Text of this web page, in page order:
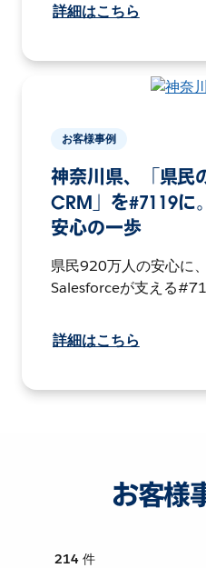
詳細はこちら
お客様事例
神奈川県、「県民
CRM」を#7119に
安心の一歩
県民920万人の安心に
Salesforceが支える
詳細はこちら
お客様
214 件